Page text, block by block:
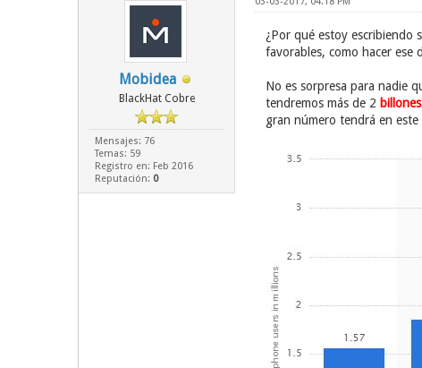
Mobidea
BlackHat Cobre
Mensajes: 76
Temas: 59
Registro en: Feb 2016
Reputación: 0
¿Por qué estoy escribiendo
favorables, como hacer ese
No es sorpresa para nadie
tendremos más de 2
gran número tendrá en